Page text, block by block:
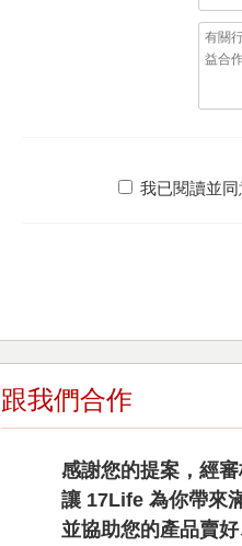
我已閱讀並同
跟我們合作
感謝您的提案，經
讓 17Life 為你帶來
並協助您的產品賣好